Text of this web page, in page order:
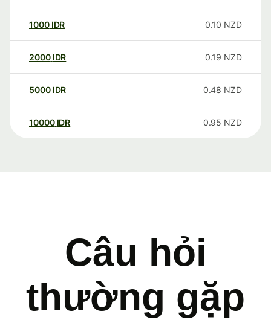
1000 IDR 0.10 NZD
2000 IDR 0.19 NZD
5000 IDR 0.48 NZD
10000 IDR 0.95 NZD
Câu hỏi
thường gặp